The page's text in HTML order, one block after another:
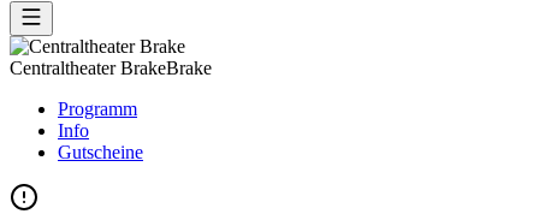
Centraltheater BrakeBrake
Programm
Info
Gutscheine